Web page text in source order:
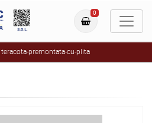
0
teracota-premontata-cu-plita